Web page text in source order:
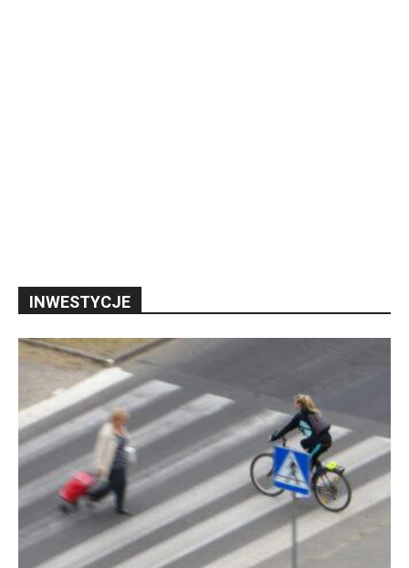
INWESTYCJE